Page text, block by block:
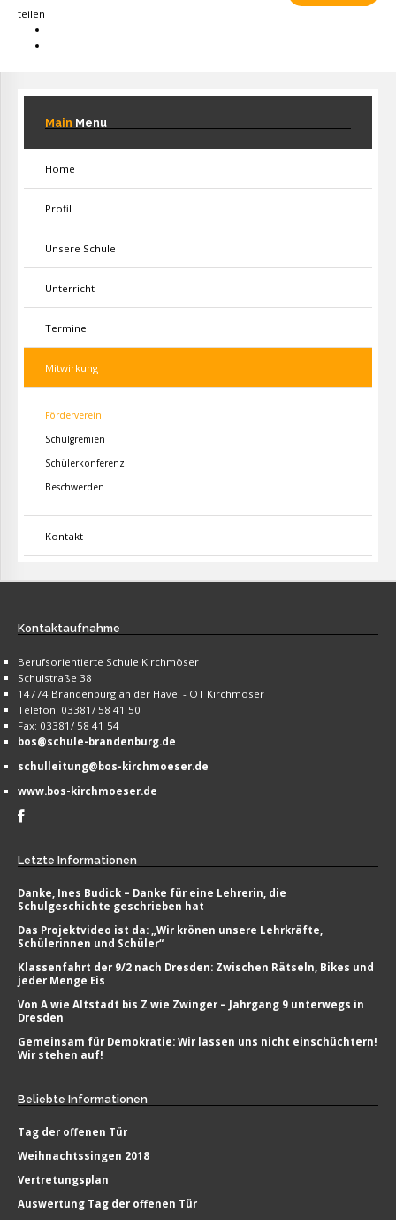
teilen
Main Menu
Home
Profil
Unsere Schule
Unterricht
Termine
Mitwirkung
Förderverein
Schulgremien
Schülerkonferenz
Beschwerden
Kontakt
Kontaktaufnahme
Berufsorientierte Schule Kirchmöser
Schulstraße 38
14774 Brandenburg an der Havel - OT Kirchmöser
Telefon: 03381/ 58 41 50
Fax: 03381/ 58 41 54
bos@schule-brandenburg.de
schulleitung@bos-kirchmoeser.de
www.bos-kirchmoeser.de
Letzte Informationen
Danke, Ines Budick – Danke für eine Lehrerin, die
Schulgeschichte geschrieben hat
Das Projektvideo ist da: „Wir krönen unsere Lehrkräfte,
Schülerinnen und Schüler“
Klassenfahrt der 9/2 nach Dresden: Zwischen Rätseln, Bikes und
jeder Menge Eis
Von A wie Altstadt bis Z wie Zwinger – Jahrgang 9 unterwegs in
Dresden
Gemeinsam für Demokratie: Wir lassen uns nicht einschüchtern!
Wir stehen auf!
Beliebte Informationen
Tag der offenen Tür
Weihnachtssingen 2018
Vertretungsplan
Auswertung Tag der offenen Tür